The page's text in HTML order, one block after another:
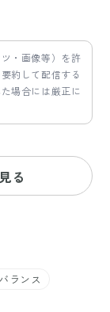
・画像等）を許
約して配信する
場合には厳正に
る
ランス